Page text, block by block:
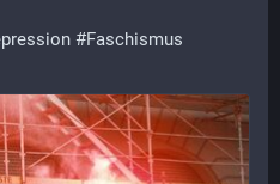
#Faschismus